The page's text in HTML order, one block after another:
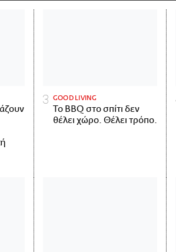
GOOD LIVING
Το BBQ στο σπίτι δεν
θέλει χώρο. Θέλει τρόπο.